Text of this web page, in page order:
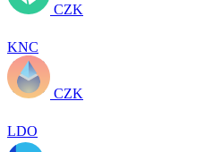
CZK
KNC
CZK
LDO